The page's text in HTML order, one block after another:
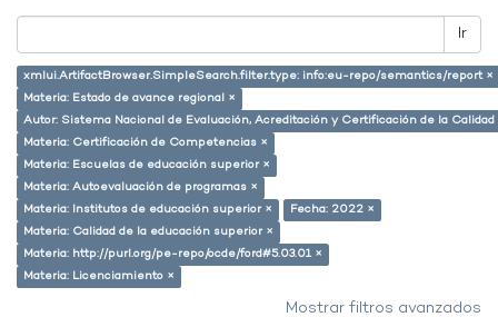
Ir
xmlui.ArtifactBrowser.SimpleSearch.filter.type: info:eu-repo/semantics/report ×
Materia: Estado de avance regional ×
Autor: Sistema Nacional de Evaluación, Acreditación y Certificación de la
Materia: Certificación de Competencias ×
Materia: Escuelas de educación superior ×
Materia: Autoevaluación de programas ×
Materia: Institutos de educación superior ×
Fecha: 2022 ×
Materia: Calidad de la educación superior ×
Materia: http://purl.org/pe-repo/ocde/ford#5.03.01 ×
Materia: Licenciamiento ×
Mostrar filtros avanzados